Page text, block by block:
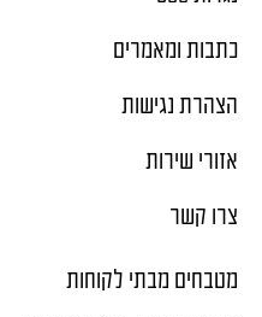
כתבות ומאמרים
הצהרת נגישות
אזורי שירות
צרו קשר
מטבחים מבתי לקוחות